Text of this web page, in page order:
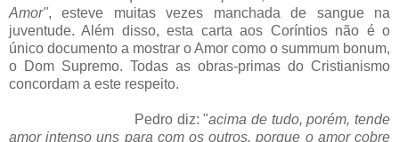
Amor", esteve muitas vezes manchada de sangue na
juventude. Além disso, esta carta aos Coríntios não é o
único documento a mostrar o Amor como o summum bonum,
o Dom Supremo. Todas as obras-primas do Cristianismo
concordam a este respeito.
Pedro diz: "acima de tudo, porém, tende
amor intenso uns para com os outros, porque o amor cobre